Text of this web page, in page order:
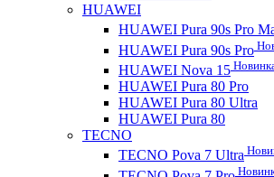
HUAWEI
HUAWEI Pura 90s Pro
HUAWEI Pura 90s Pro
HUAWEI Nova 15
HUAWEI Pura 80 Pro
HUAWEI Pura 80 Ultra
HUAWEI Pura 80
TECNO
TECNO Pova 7 Ultra